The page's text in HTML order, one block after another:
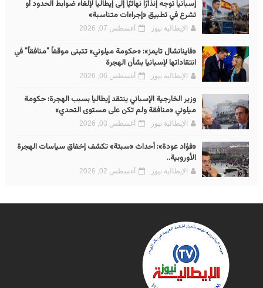
إسبانيا توجه إنذارًا نهائيًا إلى إيطاليا لإلغاء ضوابط الحدود أو
تشرع في تطبيق «إجراءات متناسبة»
الإيطالية نيوز أغسطس 07, 2026
«فاينانشال تايمز»: «حكومة ميلوني» تتبنى موقفاً "منافقاً" في
انتقاداتها لإسبانيا بشأن الهجرة
الإيطالية نيوز أغسطس 06, 2026
وزير الخارجية الإسباني ينتقد إيطاليا بسبب الهجرة: حكومة
ميلوني «منافقة ولم تكن على مستوى التحدي»
الإيطالية نيوز أغسطس 03, 2026
«فؤاد عودة»: أحداث «سبتة» تكشف إخفاق سياسات الهجرة
الأوروبية..
الإيطالية نيوز أغسطس 02, 2026